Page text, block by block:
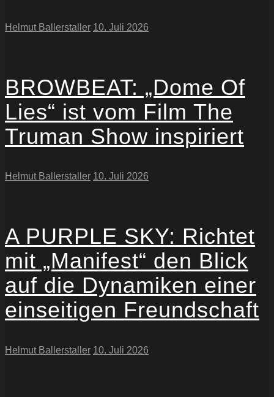
Helmut Ballerstaller 10. Juli 2026
BROWBEAT: „Dome Of
Lies“ ist vom Film The
Truman Show inspiriert
Helmut Ballerstaller 10. Juli 2026
A PURPLE SKY: Richtet
mit „Manifest“ den Blick
auf die Dynamiken einer
einseitigen Freundschaft
Helmut Ballerstaller 10. Juli 2026